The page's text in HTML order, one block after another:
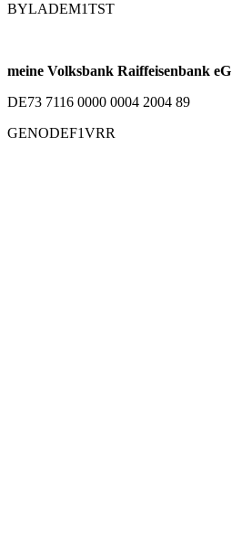
BYLADEM1TST
meine Volksbank Raiffeisenbank eG
DE73 7116 0000 0004 2004 89
GENODEF1VRR